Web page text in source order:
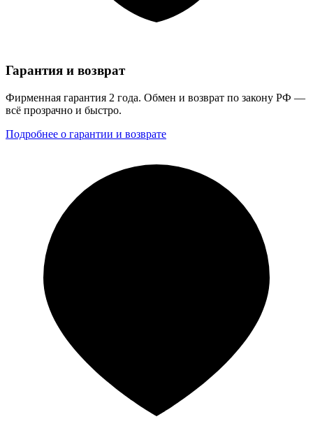
Гарантия и возврат
Фирменная гарантия 2 года. Обмен и возврат по закону РФ —
всё прозрачно и быстро.
Подробнее о гарантии и возврате